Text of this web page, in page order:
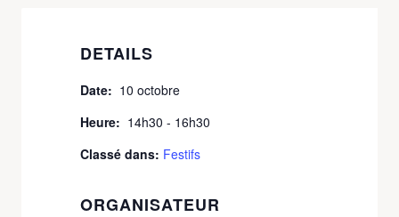
DETAILS
Date: 10 octobre
Heure: 14h30 - 16h30
Classé dans: Festifs
ORGANISATEUR